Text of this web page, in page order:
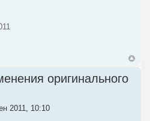
оригинального
2011, 10:10